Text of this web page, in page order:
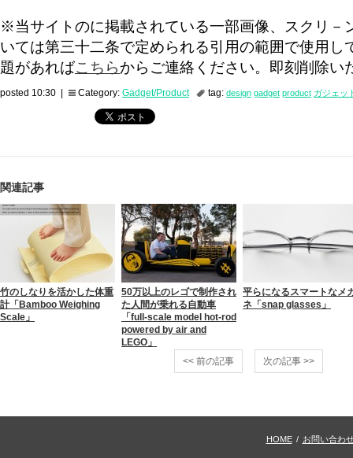
※当サイトのに掲載されている一部画像、スクリ－
いては第三十二条で定められる引用の範囲で使用し
題があればこちらからご連絡ください。即刻削除い
posted 10:30 | Category: Gadget/Product tag: design gadget product ガジェッ
関連記事
竹のしなりを活かした体重
計「Bamboo Weighing
Scale」
50万以上のレゴで制作され
た人間が乗れる自動車
「full-scale model hot-rod
powered by air and
LEGO」
平らになるスマートなメ
ネ「snap glasses」
<< 前の記事 次の記事 >>
HOME / お問い合わ